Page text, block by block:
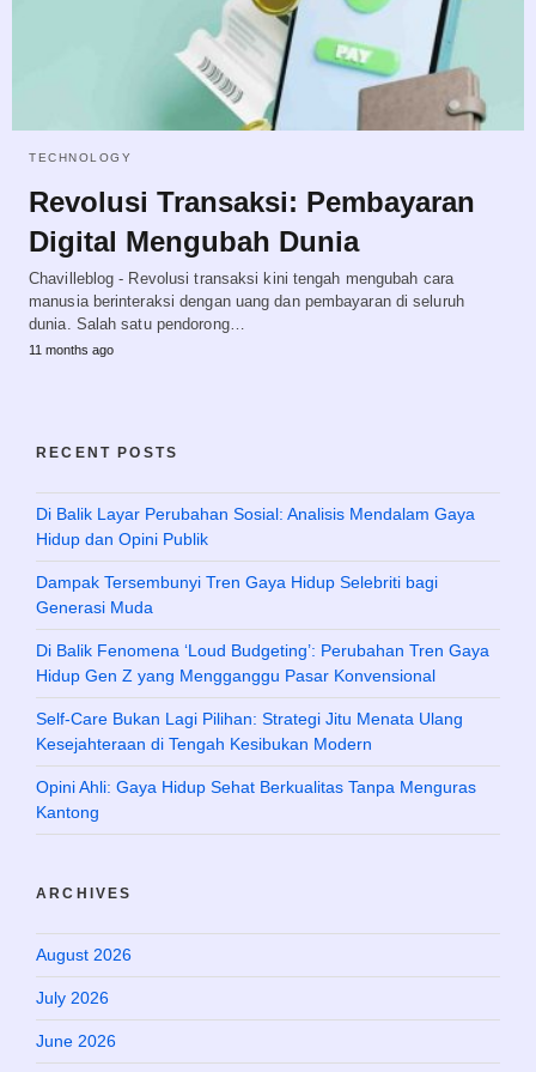
TECHNOLOGY
Revolusi Transaksi: Pembayaran
Digital Mengubah Dunia
Chavilleblog - Revolusi transaksi kini tengah mengubah cara
manusia berinteraksi dengan uang dan pembayaran di seluruh
dunia. Salah satu pendorong…
11 months ago
RECENT POSTS
Di Balik Layar Perubahan Sosial: Analisis Mendalam Gaya
Hidup dan Opini Publik
Dampak Tersembunyi Tren Gaya Hidup Selebriti bagi
Generasi Muda
Di Balik Fenomena ‘Loud Budgeting’: Perubahan Tren Gaya
Hidup Gen Z yang Mengganggu Pasar Konvensional
Self-Care Bukan Lagi Pilihan: Strategi Jitu Menata Ulang
Kesejahteraan di Tengah Kesibukan Modern
Opini Ahli: Gaya Hidup Sehat Berkualitas Tanpa Menguras
Kantong
ARCHIVES
August 2026
July 2026
June 2026